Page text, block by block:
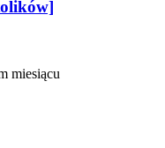
miesiącu